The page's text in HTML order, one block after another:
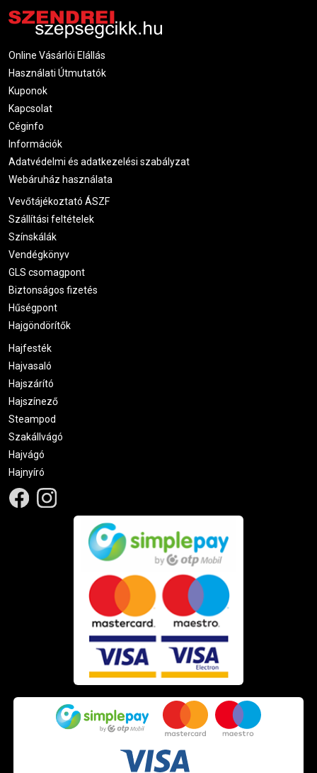
Online Vásárlói Elállás
Használati Útmutatók
Kuponok
Kapcsolat
Céginfo
Információk
Adatvédelmi és adatkezelési szabályzat
Webáruház használata
Vevőtájékoztató ÁSZF
Szállítási feltételek
Színskálák
Vendégkönyv
GLS csomagpont
Biztonságos fizetés
Hűségpont
Hajgöndörítők
Hajfesték
Hajvasaló
Hajszárító
Hajszínező
Steampod
Szakállvágó
Hajvágó
Hajnyíró